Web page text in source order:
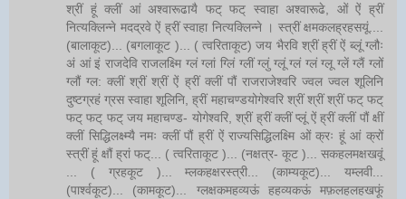
श्रीं हूं क्लीं आं अश्वारूढायै फट् फट् स्वाहा अश्वारूढे, ओं ऐं ह्रीं
नित्यक्लिन्ने मदद्रवे ऐं ह्रीं स्वाहा नित्यक्लिन्ने । स्त्रीं क्षमकलह्रहसयूं....
(बालाकूट)... (बगलाकूट )... ( त्वरिताकूट) जय भैरवि श्रीं ह्रीं ऐं ब्लूं ग्लौः
अं आं इं राजदेवि राजलक्ष्मि ग्लं ग्लां ग्लिं ग्लीं ग्लुं ग्लूं ग्लं ग्लं ग्लू ग्लें ग्लैं ग्लों
ग्लौं ग्ल: क्लीं श्रीं श्रीं ऐं ह्रीं क्लीं पौं राजराजेश्वरि ज्वल ज्वल शूलिनि
दुष्टग्रहं ग्रस स्वाहा शूलिनि, ह्रीं महाचण्डयोगेश्वरि श्रीं श्रीं श्रीं फट् फट्
फट् फट् फट् जय महाचण्ड- योगेश्वरि, श्रीं ह्रीं क्लीं प्लूं ऐं ह्रीं क्लीं पौं क्षीं
क्लीं सिद्धिलक्ष्म्यै नमः क्लीं पौं ह्रीं ऐं राज्यसिद्धिलक्ष्मि ओं क्रः हूं आं क्रों
स्त्रीं हूं क्षौं ह्रां फट्... ( त्वरिताकूट )... (नक्षत्र- कूट )... सकहलमक्षखवूं
... ( ग्रहकूट )... म्लकहक्षरस्त्री... (काम्यकूट)... यम्लवी...
(पार्श्वकूट)... (कामकूट)... ग्लक्षकमहव्यऊं हहव्यकऊं मफ़लहलहखफूं